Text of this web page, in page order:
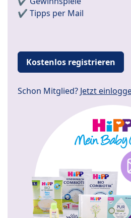
✔️ Tipps per Mail
Kostenlos registrieren
Schon Mitglied? Jetzt